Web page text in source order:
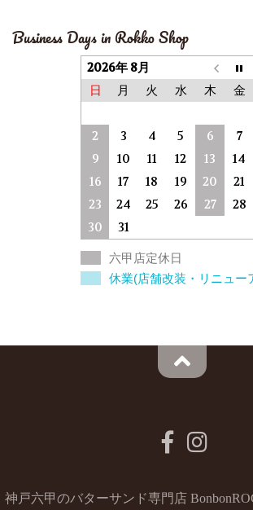
Business Days in Rokko Shop
2026年 8月
日 月 火 水 木 金
2
3 4 5 6 7
9
10 11 12 13 14
16
17 18 19 20 21
23
24 25 26 27 28
30
31
六甲店定休日
休業(店舗改装・リニュー
神戸六甲のバターサンド専門店